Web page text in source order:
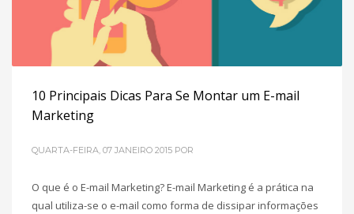
POSTADO EM MARKETING DIGITAL PARA PME´S
10 Principais Dicas Para Se Montar um E-mail
Marketing
QUARTA-FEIRA, 07 JANEIRO 2015 POR
O que é o E-mail Marketing? E-mail Marketing é a prática na
qual utiliza-se o e-mail como forma de dissipar informações